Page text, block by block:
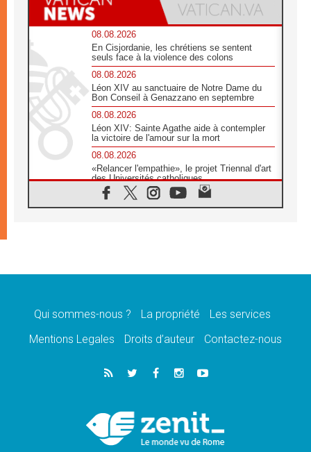
08.08.2026
En Cisjordanie, les chrétiens se sentent
seuls face à la violence des colons
08.08.2026
Léon XIV au sanctuaire de Notre Dame du
Bon Conseil à Genazzano en septembre
08.08.2026
Léon XIV: Sainte Agathe aide à contempler
la victoire de l'amour sur la mort
08.08.2026
«Relancer l'empathie», le projet Triennal d'art
des Universités catholiques
08.08.2026
Signis 2026, donner la parole aux religieuses
07.08.2026
07.08.2026
de l'Assomption et mémoire nationale
«La paix commence par l'empathie» estime
le cardinal Parolin
En Colombie, «la paix ne s'achète pas avec
une signature»
Qui sommes-nous ? La propriété
Les services
Mentions Legales
Droits d’auteur Contactez-nous